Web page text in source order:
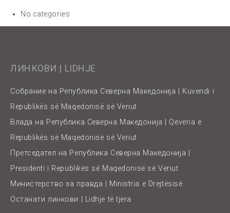
No categories
ЛИНКОВИ | LIDHJE
Собрание на Република Северна Македонија | Kuvendi i
Republikës së Maqedonisë së Veriut
Влада на Република Северна Македонија | Qeveria e
Republikës së Maqedonisë së Veriut
Претседател на Република Северна Македонија |
Presidenti i Republikës së Maqedonisë së Veriut
Министерство за правда | Ministria e Drejtësisë
Останати линкови | Lidhje të tjera